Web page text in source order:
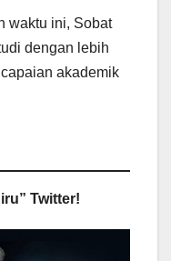
waktu ini, Sobat
dengan lebih
akademik
Twitter!